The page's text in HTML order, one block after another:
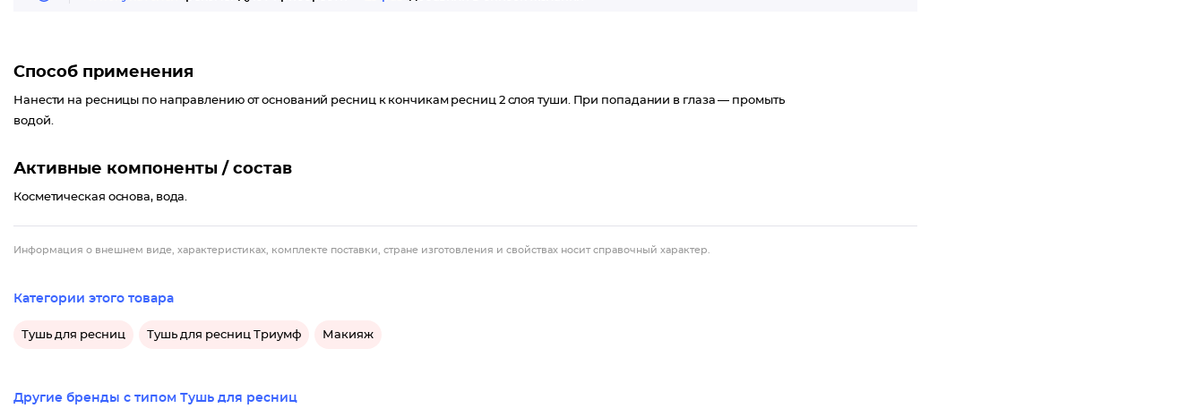
Способ применения
Нанести на ресницы по направлению от оснований ресниц к кончикам ресниц 2 слоя туши. При попадании в глаза — промыть
водой.
Активные компоненты / состав
Косметическая основа, вода.
Информация о внешнем виде, характеристиках, комплекте поставки, стране изготовления и свойствах носит справочный характер.
Категории этого товара
Тушь для ресниц Тушь для ресниц Триумф Макияж
Другие бренды с типом Тушь для ресниц